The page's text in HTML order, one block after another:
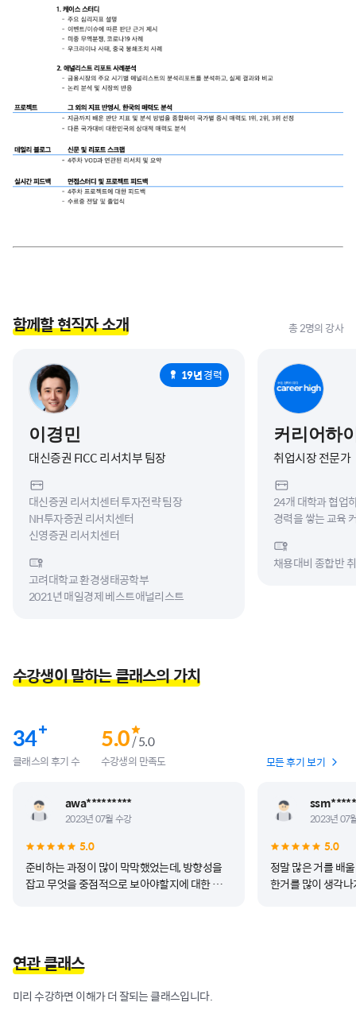
함께할 현직자 소개 총 2명의 강사
19년경력
이경민
대신증권 FICC 리서치부 팀장
대신증권 리서치센터 투자전략 팀장
NH투자증권 리서치센터
신영증권 리서치센터
고려대학교 환경생태공학부
2021년 매일경제 베스트애널리스트
커리어하
취업시장 전문가
24개 대학과 협업
경력을 쌓는 교육
채용대비 종합반
수강생이 말하는 클래스의 가치
34
클래스의 후기 수
5.0/ 5.0
수강생의 만족도 모든 후기 보기
awa*********
2023년 07월 수강
5.0
준비하는 과정이 많이 막막했었는데, 방향성을
잡고 무엇을 중점적으로 보아야할지에 대한 인사
마음입니다. 덕분에 앞으로도 리서치 분야에 대
을 것 같습니다. 감사합니다.
2023년 07
5.0
정말 많은 거를 배
한거를 많이 생각
연관 클래스
미리 수강하면 이해가 더 잘되는 클래스입니다.